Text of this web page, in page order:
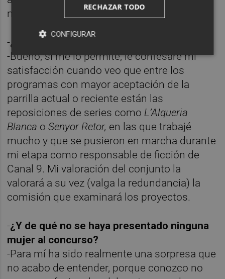
necesarios.
-¿Qué opina de la parrilla actual?
-Bueno, si me lo permite, le confesaré mi
satisfacción cuando veo que entre los
programas con mayor aceptación de la
parrilla actual o reciente están las
reposiciones de series como L’Alqueria
Blanca oSenyor Retor, en las que trabajé
mucho y que se pusieron en marcha durante
mi etapa como responsable de ficción de
Canal 9. Mi valoración del conjunto la
valorará a su vez (valga la redundancia) la
comisión que examinará los proyectos.
-¿Y de qué no se haya presentado ninguna
mujer al concurso?
-Para mí ha sido realmente una sorpresa que
no acabo de entender, porque conozco no
RECHAZAR TODO
CONFIGURAR